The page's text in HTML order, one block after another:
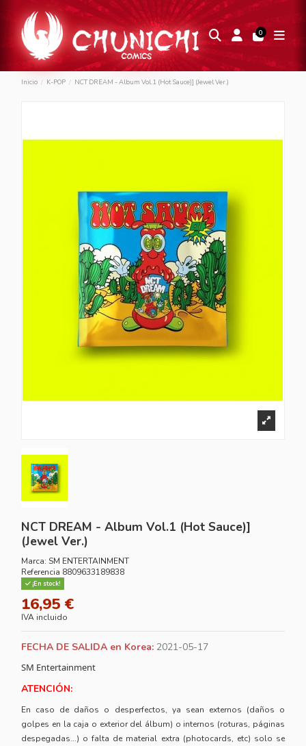
0
Inicio K-POP NCT DREAM - Album Vol.1 (Hot Sauce)] (Jewel Ver.)
NCT DREAM - Album Vol.1 (Hot Sauce)]
(Jewel Ver.)
Marca: SM ENTERTAINMENT
Referencia 8809633189838
¡En stock!
16,95 €
IVA incluido
FECHA DE SALIDA en Korea: 2021-05-17
SM Entertainment
ATENCIÓN:
En caso de daños o desperfectos, ya sean externos (daños o
golpes en la caja o exterior del álbum) o internos (roturas, páginas
despegadas...) o falta de material extra (photocards, etc) solo se